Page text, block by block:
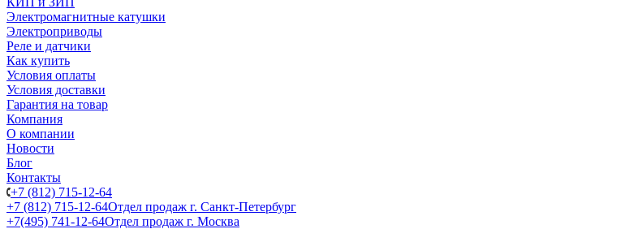
Электромагнитные катушки
Электроприводы
Реле и датчики
Как купить
Условия оплаты
Условия доставки
Гарантия на товар
Компания
О компании
Новости
Блог
Контакты
+7 (812) 715-12-64
+7 (812) 715-12-64Отдел продаж г. Санкт-Петербург
+7(495) 741-12-64Отдел продаж г. Москва